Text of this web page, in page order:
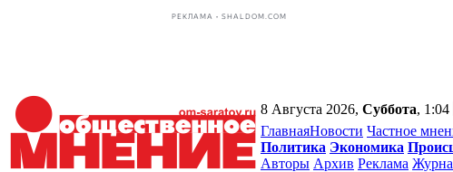
РЕКЛАМА • SHALDOM.COM
8 Августа 2026, Суббота, 1:04
ГлавнаяНовости Частное
Политика Экономика
Авторы Архив Реклама